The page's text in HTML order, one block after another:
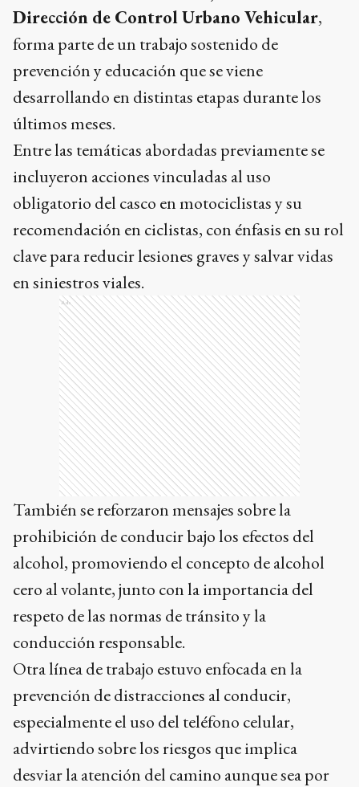
Dirección de Control Urbano Vehicular,
forma parte de un trabajo sostenido de
prevención y educación que se viene
desarrollando en distintas etapas durante los
últimos meses.
Entre las temáticas abordadas previamente se
incluyeron acciones vinculadas al uso
obligatorio del casco en motociclistas y su
recomendación en ciclistas, con énfasis en su rol
clave para reducir lesiones graves y salvar vidas
en siniestros viales.
Ads
También se reforzaron mensajes sobre la
prohibición de conducir bajo los efectos del
alcohol, promoviendo el concepto de alcohol
cero al volante, junto con la importancia del
respeto de las normas de tránsito y la
conducción responsable.
Otra línea de trabajo estuvo enfocada en la
prevención de distracciones al conducir,
especialmente el uso del teléfono celular,
advirtiendo sobre los riesgos que implica
desviar la atención del camino aunque sea por